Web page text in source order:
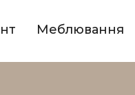
Меблювання